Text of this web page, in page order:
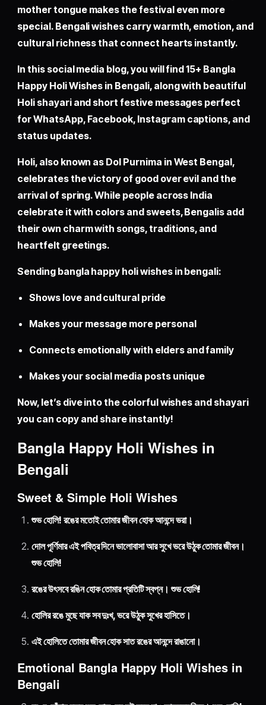
mother tongue makes the festival even more
special. Bengali wishes carry warmth, emotion, and
cultural richness that connect hearts instantly.
In this social media blog, you will find 15+ Bangla
Happy Holi Wishes in Bengali, along with beautiful
Holi shayari and short festive messages perfect
for WhatsApp, Facebook, Instagram captions, and
status updates.
Holi, also known as Dol Purnima in West Bengal,
celebrates the victory of good over evil and the
arrival of spring. While people across India
celebrate it with colors and sweets, Bengalis add
their own charm with songs, traditions, and
heartfelt greetings.
Sending bangla happy holi wishes in bengali:
Shows love and cultural pride
Makes your message more personal
Connects emotionally with elders and family
Makes your social media posts unique
Now, let’s dive into the colorful wishes and shayari
you can copy and share instantly!
Bangla Happy Holi Wishes in
Bengali
Sweet & Simple Holi Wishes
শুভ হোলি! রঙের মতোই তোমার জীবন হোক আনন্দে ভরা।
দোল পূর্ণিমার এই পবিত্র দিনে ভালোবাসা আর সুখে ভরে উঠুক তোমার জীবন।
শুভ হোলি!
রঙের উৎসবে রঙিন হোক তোমার প্রতিটি স্বপ্ন। শুভ হোলি!
হোলির রঙে মুছে যাক সব দুঃখ, ভরে উঠুক সুখের হাসিতে।
এই হোলিতে তোমার জীবন হোক সাত রঙের আনন্দে রাঙানো।
Emotional Bangla Happy Holi Wishes in
Bengali